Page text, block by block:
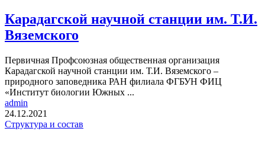
Карадагской научной станции им. Т.И.
Вяземского
Первичная Профсоюзная общественная организация
Карадагской научной станции им. Т.И. Вяземского –
природного заповедника РАН филиала ФГБУН ФИЦ
«Институт биологии Южных ...
admin
24.12.2021
Структура и состав